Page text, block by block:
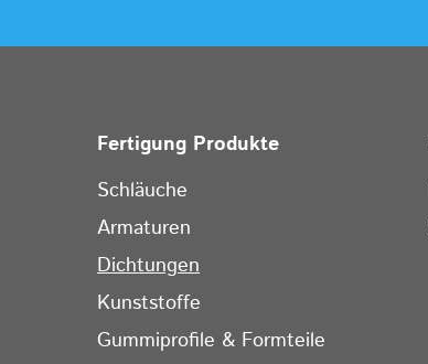
Fertigung Produkte
Schläuche
Armaturen
Dichtungen
Kunststoffe
Gummiprofile & Formteile